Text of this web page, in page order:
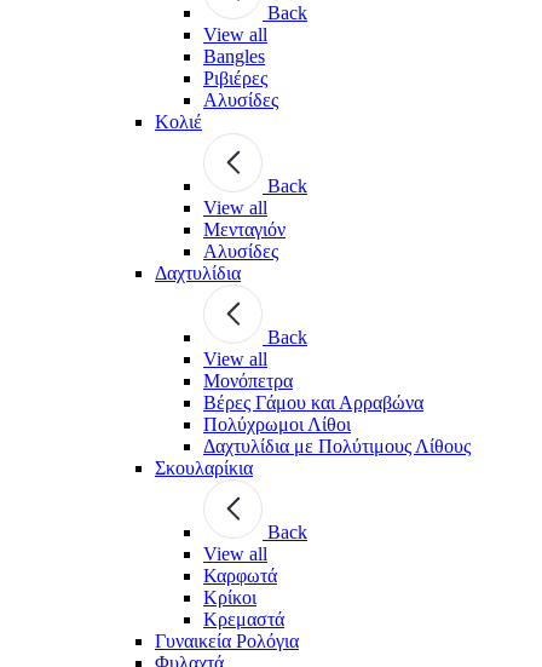
Back
View all
Bangles
Ριβιέρες
Αλυσίδες
Κολιέ
Back
View all
Μενταγιόν
Αλυσίδες
Δαχτυλίδια
Back
View all
Μονόπετρα
Βέρες Γάμου και Αρραβώνα
Πολύχρωμοι Λίθοι
Δαχτυλίδια με Πολύτιμους Λίθους
Σκουλαρίκια
Back
View all
Καρφωτά
Κρίκοι
Κρεμαστά
Γυναικεία Ρολόγια
Φυλαχτά